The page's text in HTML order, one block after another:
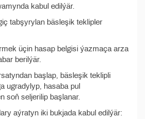
kabul edilýär.
tabşyrylan bäsleşik teklipler
üçin hasap belgisi ýazmaça arza
berilýär.
başlap, bäsleşik teklipli
ugradylyp, hasaba pul
soň seljerilip başlanar.
aýratyn iki bukjada kabul edilýär: